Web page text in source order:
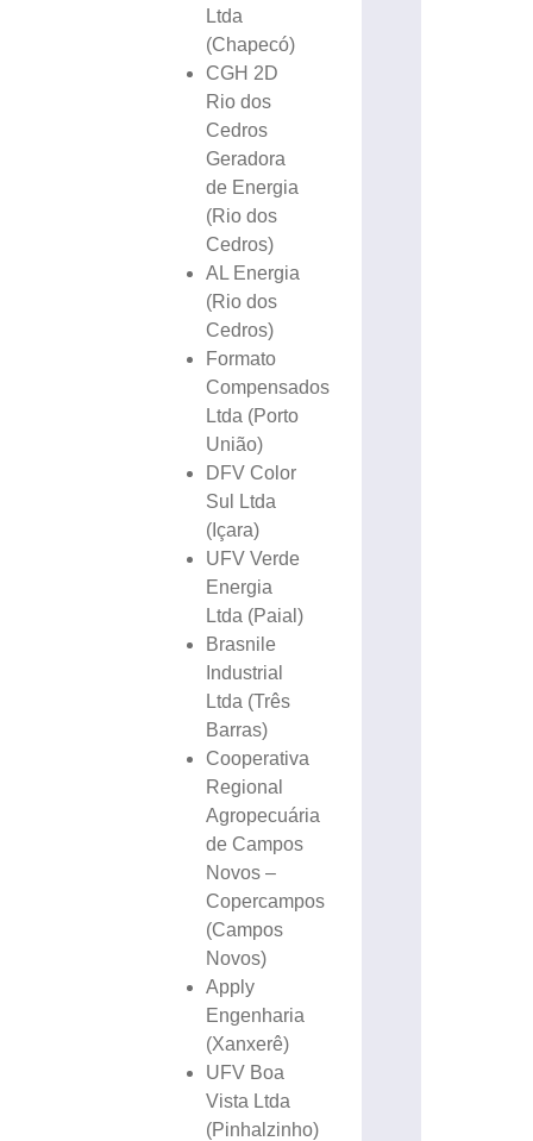
Ltda
(Chapecó)
CGH 2D
Rio dos
Cedros
Geradora
de Energia
(Rio dos
Cedros)
AL Energia
(Rio dos
Cedros)
Formato
Compensados
Ltda (Porto
União)
DFV Color
Sul Ltda
(Içara)
UFV Verde
Energia
Ltda (Paial)
Brasnile
Industrial
Ltda (Três
Barras)
Cooperativa
Regional
Agropecuária
de Campos
Novos –
Copercampos
(Campos
Novos)
Apply
Engenharia
(Xanxerê)
UFV Boa
Vista Ltda
(Pinhalzinho)